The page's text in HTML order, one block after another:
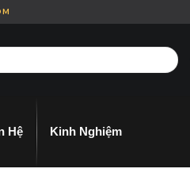
Hệ Kinh Nghiệm